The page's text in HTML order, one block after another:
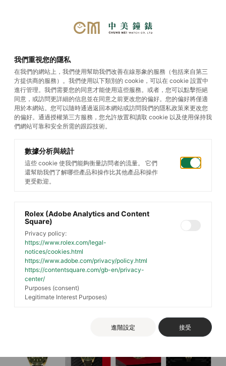
Black Bay 58 18K
我們重視您的隱私
在我們的網站上，我們使用幫助我們改善在線形象的服務（包括來自第三
方提供商的服務）。我們使用以下類別的 cookie，可以在 cookie 設置中
進行管理。我們需要您的同意才能使用這些服務。或者，您可以點擊拒絕
同意，或訪問更詳細的信息並在同意之前更改您的偏好。您的偏好將僅適
用於本網站。您可以隨時通過返回本網站或訪問我們的隱私政策來更改您
的偏好。通過授權第三方服務，您允許放置和讀取 cookie 以及使用保持我
們網站可靠和安全所需的跟踪技術。
數據分析與統計
這些 cookie 使我們能夠衡量訪問者的流量。 它們
還幫助我們了解哪些產品和操作比其他產品和操作
更受歡迎。
Rolex (Adobe Analytics and Content
Square)
Privacy policy:
https://www.rolex.com/legal-
notices/cookies.html
https://www.adobe.com/privacy/policy.html
https://contentsquare.com/gb-en/privacy-
center/
Purposes (consent)
Legitimate Interest Purposes)
進階設定 接受